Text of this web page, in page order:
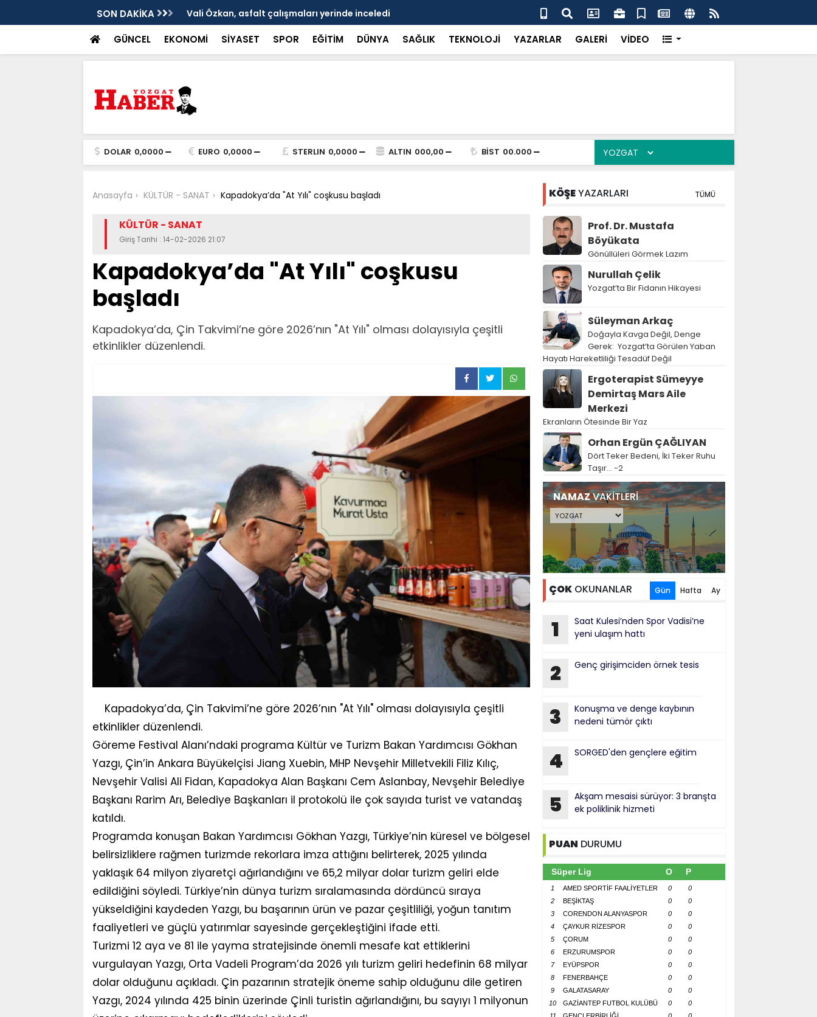
SON DAKİKA Vali Özkan, asfalt çalışmaları yerinde inceledi Bakan Gürlek’ten “Tek Çatı” mesajı
GÜNCEL EKONOMİ SİYASET SPOR EĞİTİM DÜNYA SAĞLIK TEKNOLOJİ YAZARLAR GALERİ VİDEO
DOLAR 0,0000 EURO 0,0000 STERLIN 0,0000 ALTIN 000,00 BİST 00.000
Anasayfa KÜLTÜR - SANAT Kapadokya’da "At Yılı" coşkusu başladı
KÜLTÜR - SANAT
Giriş Tarihi : 14-02-2026 21:07
Kapadokya’da "At Yılı" coşkusu
başladı
Kapadokya’da, Çin Takvimi’ne göre 2026’nın "At Yılı" olması dolayısıyla çeşitli
etkinlikler düzenlendi.
Kapadokya’da, Çin Takvimi’ne göre 2026’nın "At Yılı" olması dolayısıyla çeşitli
etkinlikler düzenlendi.
Göreme Festival Alanı’ndaki programa Kültür ve Turizm Bakan Yardımcısı Gökhan
Yazgı, Çin’in Ankara Büyükelçisi Jiang Xuebin, MHP Nevşehir Milletvekili Filiz Kılıç,
Nevşehir Valisi Ali Fidan, Kapadokya Alan Başkanı Cem Aslanbay, Nevşehir Belediye
Başkanı Rarim Arı, Belediye Başkanları il protokolü ile çok sayıda turist ve vatandaş
katıldı.
Programda konuşan Bakan Yardımcısı Gökhan Yazgı, Türkiye’nin küresel ve bölgesel
belirsizliklere rağmen turizmde rekorlara imza attığını belirterek, 2025 yılında
yaklaşık 64 milyon ziyaretçi ağırlandığını ve 65,2 milyar dolar turizm geliri elde
edildiğini söyledi. Türkiye’nin dünya turizm sıralamasında dördüncü sıraya
yükseldiğini kaydeden Yazgı, bu başarının ürün ve pazar çeşitliliği, yoğun tanıtım
faaliyetleri ve güçlü yatırımlar sayesinde gerçekleştiğini ifade etti.
Turizmi 12 aya ve 81 ile yayma stratejisinde önemli mesafe kat ettiklerini
vurgulayan Yazgı, Orta Vadeli Program’da 2026 yılı turizm geliri hedefinin 68 milyar
dolar olduğunu açıkladı. Çin pazarının stratejik öneme sahip olduğunu dile getiren
Yazgı, 2024 yılında 425 binin üzerinde Çinli turistin ağırlandığını, bu sayıyı 1 milyonun
KÖŞEYAZARLARI TÜMÜ
Prof. Dr. Mustafa
Böyükata
Gönüllüleri Görmek Lazım
Nurullah Çelik
Yozgat’ta Bir Fidanın Hikayesi
Süleyman Arkaç
Doğayla Kavga Değil, Denge
Gerek: Yozgat’ta Görülen Yaban
Hayatı Hareketliliği Tesadüf Değil
Ergoterapist Sümeyye
Demirtaş Mars Aile
Merkezi
Ekranların Ötesinde Bir Yaz
Orhan Ergün ÇAĞLIYAN
Dört Teker Bedeni, İki Teker Ruhu
Taşır… -2
NAMAZVAKİTLERİ
ÇOKOKUNANLAR Gün Hafta Ay
1
Saat Kulesi’nden Spor Vadisi’ne
yeni ulaşım hattı
2 Genç girişimciden örnek tesis
3
Konuşma ve denge kaybının
nedeni tümör çıktı
4 SORGED'den gençlere eğitim
5
Akşam mesaisi sürüyor: 3 branşta
ek poliklinik hizmeti
PUAN DURUMU
Süper Lig O P
1 AMED SPORTİF FAALİYETLER 0
0
2
BEŞİKTAŞ 0
0
3
CORENDON ALANYASPOR 0
0
4
ÇAYKUR RİZESPOR 0
0
5
ÇORUM 0
0
6
ERZURUMSPOR 0
0
7
EYÜPSPOR 0
0
8
FENERBAHÇE 0
0
9
GALATASARAY 0
0
10
GAZİANTEP FUTBOL KULÜBÜ 0
0